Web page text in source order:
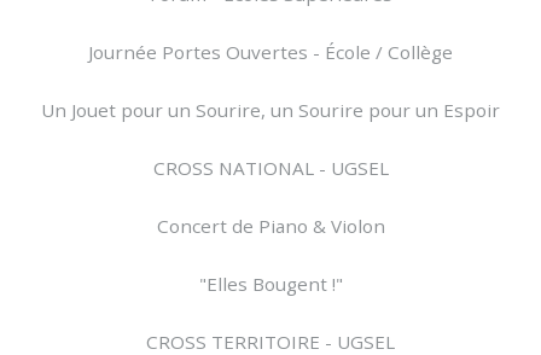
Journée Portes Ouvertes - École / Collège
Un Jouet pour un Sourire, un Sourire pour un Espoir
CROSS NATIONAL - UGSEL
Concert de Piano & Violon
"Elles Bougent !"
CROSS TERRITOIRE - UGSEL